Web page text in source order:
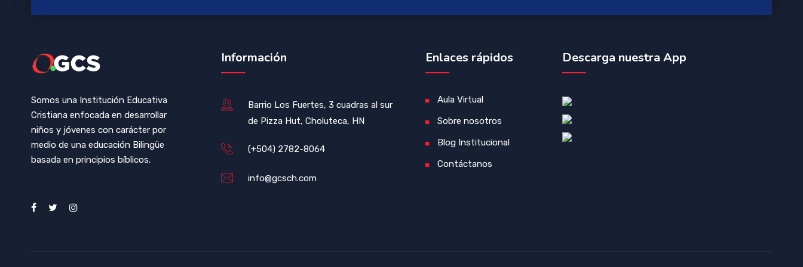
Somos una Institución Educativa
Cristiana enfocada en desarrollar
niños y jóvenes con carácter por
medio de una educación Bilingüe
basada en principios bíblicos.
Información
Barrio Los Fuertes, 3 cuadras al sur
de Pizza Hut, Choluteca, HN
(+504) 2782-8064
info@gcsch.com
Enlaces rápidos
Aula Virtual
Sobre nosotros
Blog Institucional
Contáctanos
Descarga nuestra App